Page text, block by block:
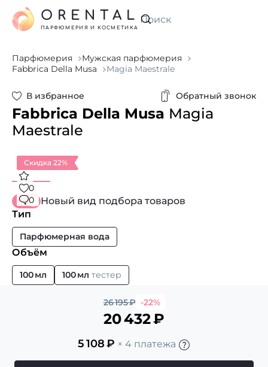
Искать
ORENTAL
ПАРФЮМЕРИЯ И КОСМЕТИКА
Парфюмерия
Мужская парфюмерия
Fabbrica Della Musa
Magia Maestrale
В избранное Обратный звонок
Fabbrica Della Musa Magia
Maestrale
Скидка 22%
0
0
Новый вид подбора товаров
Тип
Парфюмерная вода
Объём
100 мл 100 мл тестер
26 195₽ -22%
20 432₽
5 108₽ × 4 платежа